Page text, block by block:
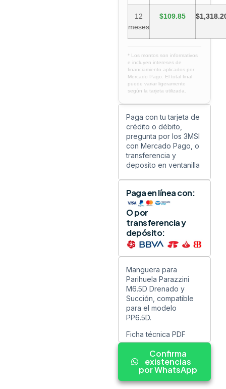
12
meses
$109.85
* Los montos son informativos
e incluyen intereses de
financiamiento aplicados por
Mercado Pago. El total final
puede variar ligeramente
según la tarjeta utilizada.
Paga con tu tarjeta de
crédito o débito,
pregunta por los 3MSI
con Mercado Pago, o
transferencia y
deposito en ventanilla
Paga en línea con:
O por
transferencia y
depósito:
Manguera para
Parihuela Parazzini
M6.5D Drenado y
Succión, compatible
para el modelo
PP6.5D.
Ficha técnica PDF
Confirma
existencias
por WhatsApp